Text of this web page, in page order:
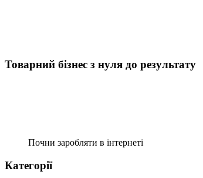
Товарний бізнес з нуля до результату
Почни заробляти в інтернеті
Категорії